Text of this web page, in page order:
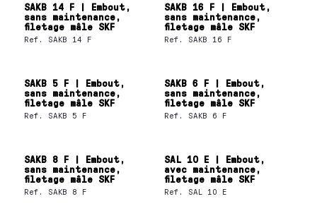
SAKB 14 F | Embout,
sans maintenance,
filetage mâle SKF
Ref. SAKB 14 F
SAKB 16 F | Embout,
sans maintenance,
filetage mâle SKF
Ref. SAKB 16 F
SAKB 5 F | Embout,
sans maintenance,
filetage mâle SKF
Ref. SAKB 5 F
SAKB 6 F | Embout,
sans maintenance,
filetage mâle SKF
Ref. SAKB 6 F
SAKB 8 F | Embout,
sans maintenance,
filetage mâle SKF
Ref. SAKB 8 F
SAL 10 E | Embout,
avec maintenance,
filetage mâle SKF
Ref. SAL 10 E